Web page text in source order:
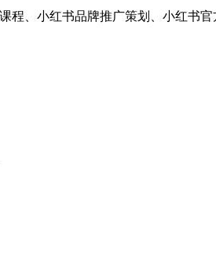
程、小红书品牌推广策划、小红书